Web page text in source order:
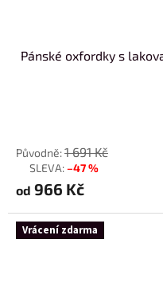
Pánské oxfordky s
1 691 Kč
–47 %
od 966 Kč
Vrácení zdarma